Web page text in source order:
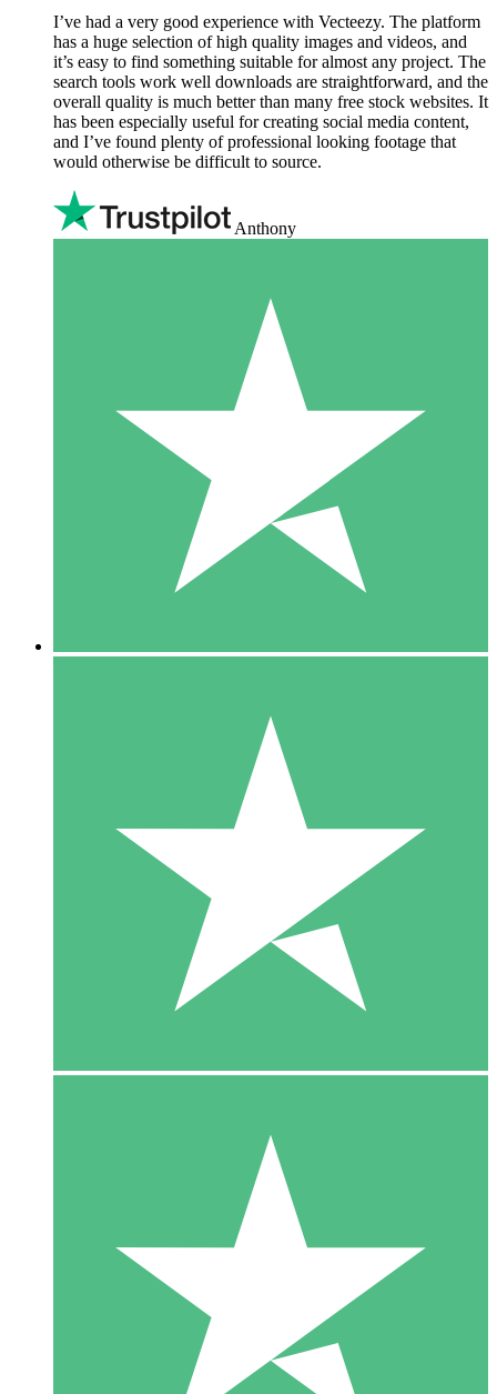
I’ve had a very good experience with Vecteezy. The platform
has a huge selection of high quality images and videos, and
it’s easy to find something suitable for almost any project. The
search tools work well downloads are straightforward, and the
overall quality is much better than many free stock websites. It
has been especially useful for creating social media content,
and I’ve found plenty of professional looking footage that
would otherwise be difficult to source.
Anthony